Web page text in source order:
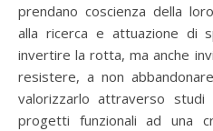
prendano coscienza della
alla ricerca e attuazione di
invertire la rotta, ma anche
resistere, a non
valorizzarlo attraverso studi
progetti funzionali ad una